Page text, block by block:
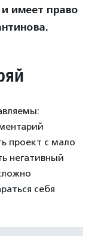
имеет право
проект с мало
негативный
себя